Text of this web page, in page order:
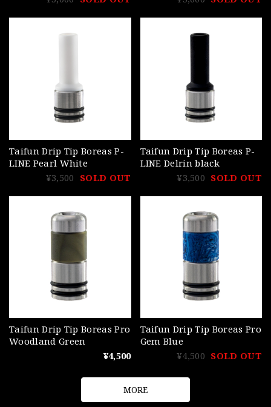
Taifun Drip Tip Boreas P-
LINE Pearl White
¥3,500 SOLD OUT
Taifun Drip Tip Boreas P-
LINE Delrin black
¥3,500 SOLD OUT
Taifun Drip Tip Boreas Pro
Woodland Green
¥4,500
Taifun Drip Tip Boreas Pro
Gem Blue
¥4,500 SOLD OUT
MORE